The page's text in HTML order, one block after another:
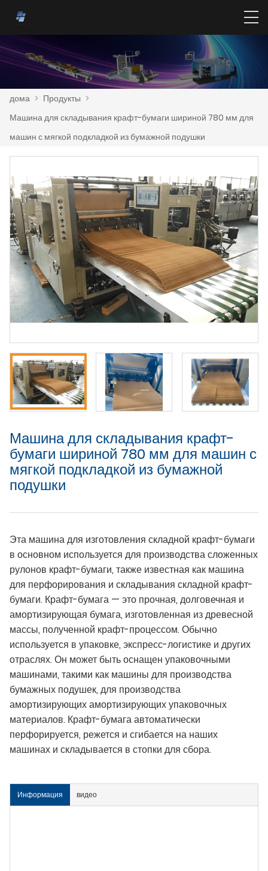
дома > Продукты >
Машина для складывания крафт-бумаги шириной 780 мм для
машин с мягкой подкладкой из бумажной подушки
Машина для складывания крафт-
бумаги шириной 780 мм для машин с
мягкой подкладкой из бумажной
подушки
Эта машина для изготовления складной крафт-бумаги
в основном используется для производства сложенных
рулонов крафт-бумаги, также известная как машина
для перфорирования и складывания складной крафт-
бумаги. Крафт-бумага — это прочная, долговечная и
амортизирующая бумага, изготовленная из древесной
массы, полученной крафт-процессом. Обычно
используется в упаковке, экспресс-логистике и других
отраслях. Он может быть оснащен упаковочными
машинами, такими как машины для производства
бумажных подушек, для производства
амортизирующих амортизирующих упаковочных
материалов. Крафт-бумага автоматически
перфорируется, режется и сгибается на наших
машинах и складывается в стопки для сбора.
Информация видео